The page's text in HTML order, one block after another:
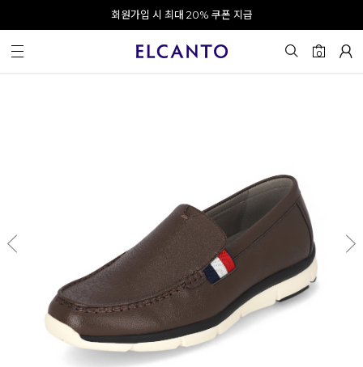
오전 10시 이전 결제 완료 시 오늘 출발!
회원가입 시 최대 20% 쿠폰 지급
0